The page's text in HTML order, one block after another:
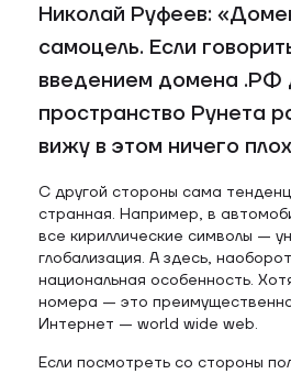
Николай Руфеев:
самоцель. Если
введением домена .РФ
пространство Рунета
вижу в этом ничего
С другой стороны сама
странная. Например, в
все кириллические символы —
глобализация. А здесь,
национальная особенность.
номера — это
Интернет — world wide web.
Если посмотреть со стороны